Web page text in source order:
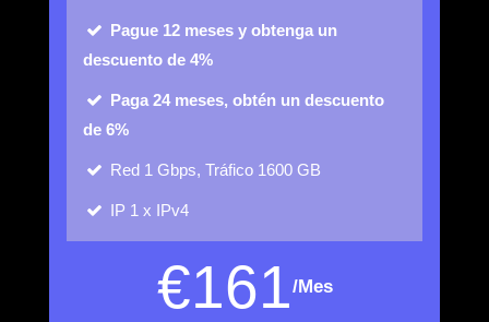
Pague 12 meses y obtenga un
descuento de 4%
Paga 24 meses, obtén un descuento
de 6%
Red 1 Gbps, Tráfico 1600 GB
IP 1 x IPv4
€161/Mes